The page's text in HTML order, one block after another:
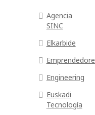
Agencia
SINC
Elkarbide
Engineering
Euskadi
Tecnología